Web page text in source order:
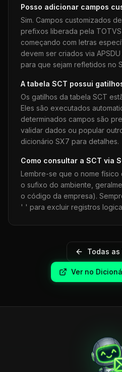
Posso adicionar campos
Sim. Campos customizados
prefixos liberada pela
começando com letras
devem ser criados via
para que sejam refletidos no
A tabela SCT possui
Os gatilhos da tabela SCT
Eles são executados
determinados campos são
validar dados ou popular
dicionário SX7 para detalhes.
Como consultar a SCT via
Lembre-se que o nome físico
o sufixo do ambiente,
o código da empresa).
' ' para excluir registros
Todas
Ver no